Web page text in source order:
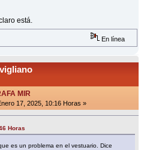
está.
En línea
MIR
17, 2025, 10:16 Horas »
Horas
es un problema en el vestuario. Dice